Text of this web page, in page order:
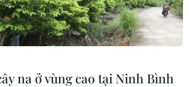
na ở vùng cao tại Ninh Bình